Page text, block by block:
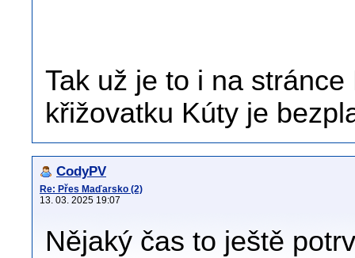
Tak už je to i na
křižovatku Kúty je
CodyPV
Re: Přes Maďarsko (2)
13. 03. 2025 19:07
Nějaký čas to ještě